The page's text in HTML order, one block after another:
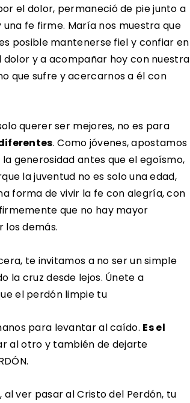
el dolor, permaneció de pie junto a
una fe firme. María nos muestra que
posible mantenerse fiel y confiar en
dolor y a acompañar hoy con nuestra
que sufre y acercarnos a él con
querer ser mejores, no es para
. Como jóvenes, apostamos
generosidad antes que el egoísmo,
la juventud no es solo una edad,
forma de vivir la fe con alegría, con
que no hay mayor
los demás.
te invitamos a no ser un simple
la cruz desde lejos. Únete a
el perdón limpie tu
para levantar al caído. Es el
al otro y también de dejarte
ver pasar al Cristo del Perdón, tu